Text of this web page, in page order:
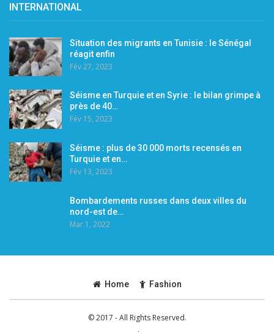
INTERNATIONAL
Situation des migrants en Tunisie : le Sénégal
réagit enfin
Fév 27, 2023
Séisme en Turquie et en Syrie : le bilan grimpe à
près de 40…
Fév 15, 2023
Séisme : plus de 30 000 morts recensés en
Turquie et en…
Fév 13, 2023
Bombardements russes dans deux villes du
nord-est de…
Mar 1, 2022
Home Fashion
© 2017 - All Rights Reserved.